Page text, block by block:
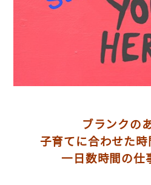
ブランクの
子育てに合わせた
一日数時間の仕